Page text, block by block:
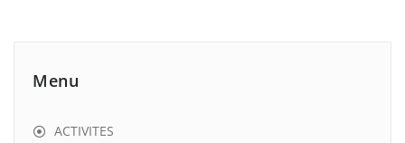
Menu
ACTIVITES